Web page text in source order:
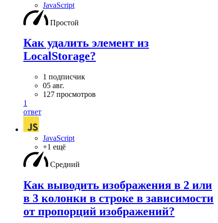
JavaScript
Простой
Как удалить элемент из
LocalStorage?
1 подписчик
05 авг.
127 просмотров
1
ответ
JavaScript
+1 ещё
Средний
Как выводить изображения в 2 или
в 3 колонки в строке в зависимости
от пропорций изображений?